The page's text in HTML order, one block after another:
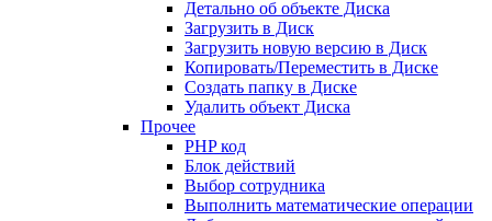
Детально об объекте Диска
Загрузить в Диск
Загрузить новую версию в Диск
Копировать/Переместить в Диске
Создать папку в Диске
Удалить объект Диска
Прочее
PHP код
Блок действий
Выбор сотрудника
Выполнить математические операции